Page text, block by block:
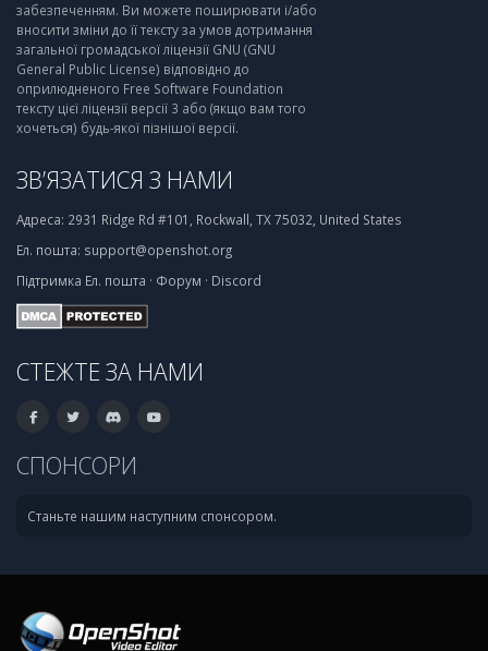
забезпеченням. Ви можете поширювати і/або
вносити зміни до її тексту за умов дотримання
загальної громадської ліцензії GNU (GNU
General Public License) відповідно до
оприлюдненого Free Software Foundation
тексту цієї ліцензії версії 3 або (якщо вам того
хочеться) будь-якої пізнішої версії.
ЗВ’ЯЗАТИСЯ З НАМИ
Адреса: 2931 Ridge Rd #101, Rockwall, TX 75032, United States
Ел. пошта: support@openshot.org
Підтримка Ел. пошта · Форум · Discord
СТЕЖТЕ ЗА НАМИ
СПОНСОРИ
Станьте нашим наступним спонсором.